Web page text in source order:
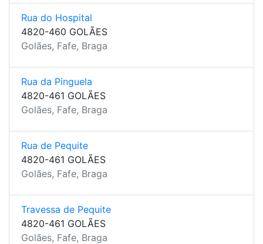
Rua do Hospital
4820-460 GOLÃES
Golães, Fafe, Braga
Rua da Pinguela
4820-461 GOLÃES
Golães, Fafe, Braga
Rua de Pequite
4820-461 GOLÃES
Golães, Fafe, Braga
Travessa de Pequite
4820-461 GOLÃES
Golães, Fafe, Braga